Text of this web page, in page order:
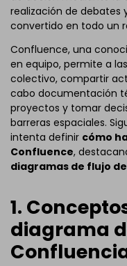
realización de debates
convertido en todo un
Confluence, una
en equipo, permite a
colectivo, compartir
cabo documentación
proyectos y tomar
barreras espaciales.
intenta definir cómo
Confluence,
diagramas de flujo
1.
diagrama